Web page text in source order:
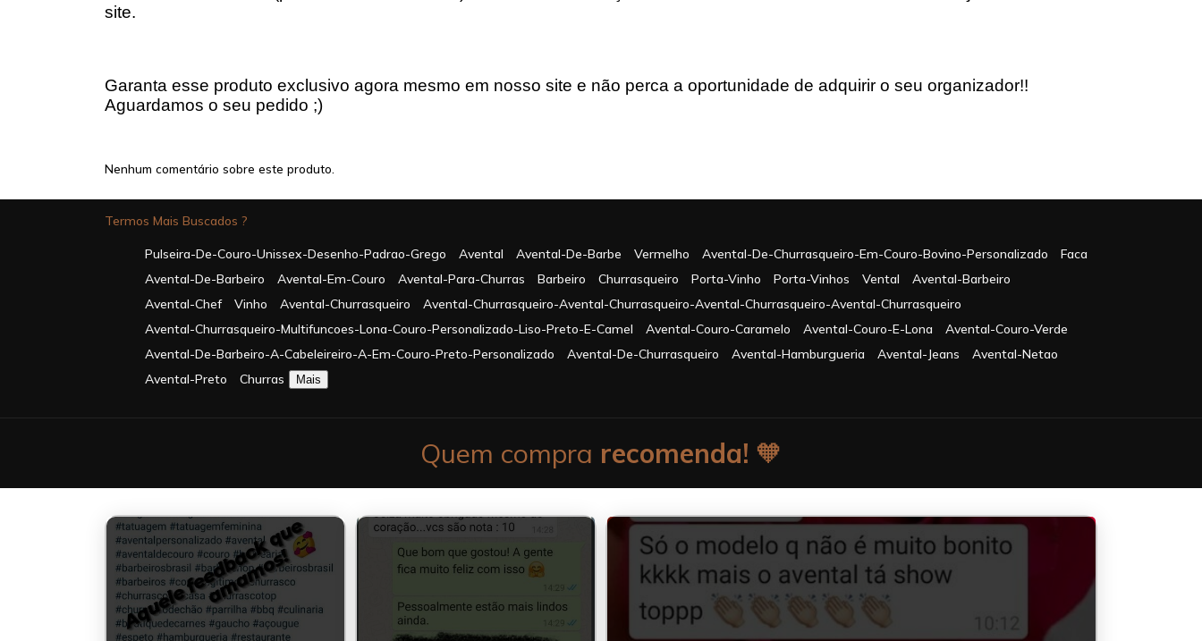
site.
Garanta esse produto exclusivo agora mesmo em nosso site e não perca a oportunidade de adquirir o seu organizador!!
Aguardamos o seu pedido ;)
Nenhum comentário sobre este produto.
Termos Mais Buscados ?
Pulseira-De-Couro-Unissex-Desenho-Padrao-Grego Avental Avental-De-Barbe Vermelho Avental-De-Churrasqueiro-Em-Couro-Bovino-Personalizado
Faca
Avental-De-Barbeiro
Avental-Em-Couro Avental-Para-Churras Barbeiro Churrasqueiro Porta-Vinho Porta-Vinhos Vental
Avental-Barbeiro
Avental-Chef
Vinho Avental-Churrasqueiro
Avental-Churrasqueiro-Avental-Churrasqueiro-Avental-Churrasqueiro-Avental-Churrasqueiro
Avental-Churrasqueiro-Multifuncoes-Lona-Couro-Personalizado-Liso-Preto-E-Camel
Avental-Couro-Caramelo Avental-Couro-E-Lona
Avental-Couro-Verde
Avental-De-Barbeiro-A-Cabeleireiro-A-Em-Couro-Preto-Personalizado
Avental-De-Churrasqueiro Avental-Hamburgueria Avental-Jeans
Avental-Netao
Avental-Preto
Churras Mais
Quem compra recomenda! 🧡